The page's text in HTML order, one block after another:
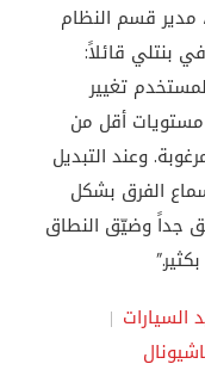
مدير قسم النظام
بنتلي قائلاً:
تغيير
مستويات أقل من
وعند التبديل
الفرق بشكل
جداً وضيّق النطاق
السيارات